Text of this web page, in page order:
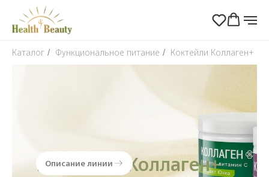
Каталог / Функциональное питание / Коктейли Коллаген+
Коктейли Коллаген+
Описание линии